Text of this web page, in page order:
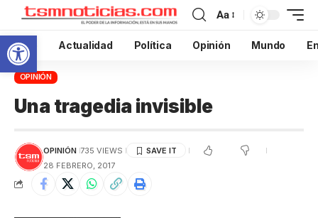
Abrir barra de herramientas
Aa
Inicio Actualidad Política Opinión Mundo
OPINIÓN
Una tragedia invisible
OPINIÓN 735 VIEWS
28 FEBRERO, 2017